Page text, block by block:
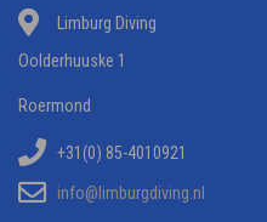
Limburg Diving
Oolderhuuske 1
Roermond
+31(0) 85-4010921
info@limburgdiving.nl